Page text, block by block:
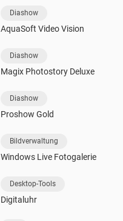
Diashow
AquaSoft Video Vision
Diashow
Magix Photostory Deluxe
Diashow
Proshow Gold
Bildverwaltung
Windows Live Fotogalerie
Desktop-Tools
Digitaluhr